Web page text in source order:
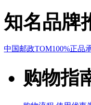
知名品牌
中国邮政TOM100%正品
购物指